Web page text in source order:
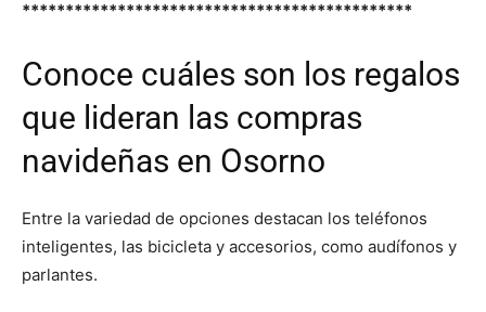
*********************************************
Conoce cuáles son los regalos
que lideran las compras
navideñas en Osorno
Entre la variedad de opciones destacan los teléfonos
inteligentes, las bicicleta y accesorios, como audífonos y
parlantes.